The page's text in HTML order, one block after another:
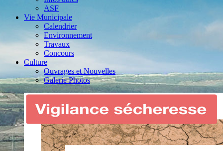
ASF
Vie Municipale
Calendrier
Environnement
Travaux
Concours
Culture
Ouvrages et Nouvelles
Galerie Photos